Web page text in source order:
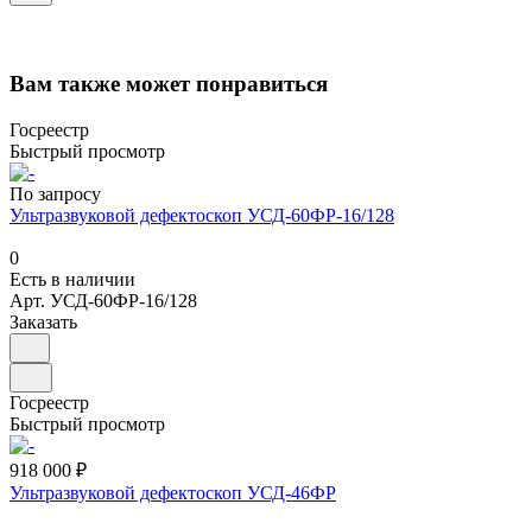
Вам также может понравиться
Госреестр
Быстрый просмотр
По запросу
Ультразвуковой дефектоскоп УСД-60ФР-16/128
0
Есть в наличии
Арт. УСД-60ФР-16/128
Заказать
Госреестр
Быстрый просмотр
918 000 ₽
Ультразвуковой дефектоскоп УСД-46ФР